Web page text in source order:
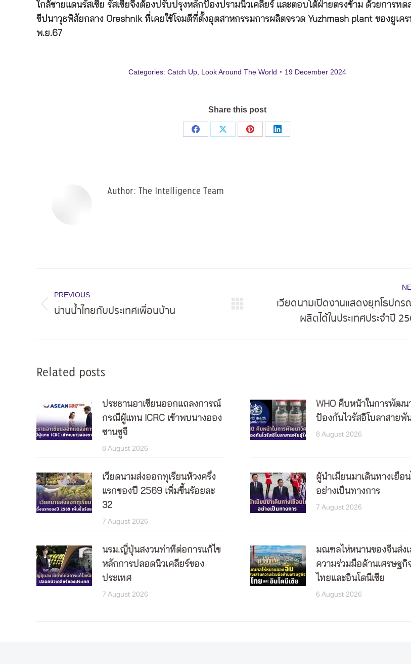
ใกล้ชายแดนรัสเซีย รัสเซียจึงต้องปรับปรุงหลักป้องปรามนิวเคลียร์ และตอบโต้ฝ่ายตรงข้าม ด้วยการทด
ขีปนาวุธพิสัยกลาง Oreshnik ที่เคยใช้โจมตีที่ตั้งอุตสาหกรรมการผลิตจรวด Yuzhmash plant ของยูเคร
พ.ย.67
Categories: Catch Up Look Around The World 19 December 2024
Share this post
Share
Share
Share
Share
Author: The Intelligence Team
navigation
PREVIOUS
Previous
น่านน้ำไทยกับประเทศเพื่อนบ้าน
เวียดนามเปิดงานแสดงยุทโธปก
ผลิตได้ในประเทศประจำปี
Related posts
ประธานอาเซียนออกแถลงการณ์
กรณีผู้แทน ICRC เข้าพบนางออง
ซานซูจี
8 August 2026
WHO คืบหน้าในการพัฒน
ป้องกันไวรัสอีโบลาสายพั
8 August 2026
เวียดนามส่งออกทุเรียนห้วงครึ่ง
แรกของปี 2569 เพิ่มขึ้นร้อยละ
32
7 August 2026
ผู้นำเมียนมาเดินทางเยือ
อย่างเป็นทางการ
7 August 2026
นรม.ญี่ปุ่นสงวนท่าทีต่อการแก้ไข
หลักการปลอดนิวเคลียร์ของ
ประเทศ
7 August 2026
มณฑลไห่หนานของจีนส่งเ
ความร่วมมือด้านเศรษฐกิ
ไทยและอินโดนีเซีย
6 August 2026